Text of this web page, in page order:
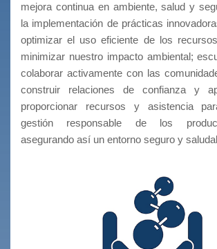
mejora continua en ambiente, salud y
la implementación de prácticas
optimizar el uso eficiente de los
minimizar nuestro impacto ambiental;
colaborar activamente con las
construir relaciones de confianza y
proporcionar recursos y asistencia
gestión responsable de los
asegurando así un entorno seguro y